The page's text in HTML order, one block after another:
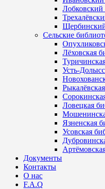
Лобковский
Сельские
Лёховская
Усть-
Ловецкая
Язненская
Усовская
Документы
Контакты
О нас
F.A.Q